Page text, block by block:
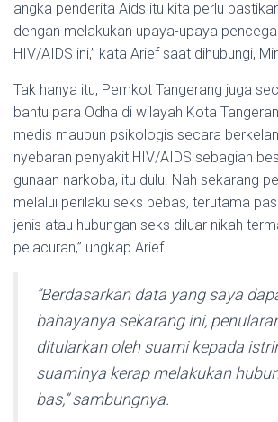
angka penderita Aids itu kita perlu
dengan mela­kukan upaya-upaya
HIV/AIDS ini,” kata Arief saat dihubungi,
Tak hanya itu, Pemkot Tange­rang juga
bantu para Odha di wilayah Kota
medis maupun psikologis se­cara
nyebaran penyakit HIV/AIDS sebagian
gunaan narkoba, itu dulu. Nah sekarang
mela­lui perilaku seks bebas, teruta­ma
jenis atau hubungan seks diluar nikah
pelacuran,” ungkap Arief.
”Berdasarkan data yang saya
bahayanya sekarang ini,
ditu­larkan oleh suami kepada
suaminya kerap melakukan
bas,” sambungnya.